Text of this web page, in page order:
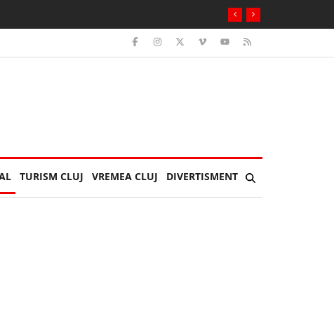
dreapta animalul ăsta mi s-a urcat pe sutien”
TURISM CLUJ VREMEA CLUJ DIVERTISMENT